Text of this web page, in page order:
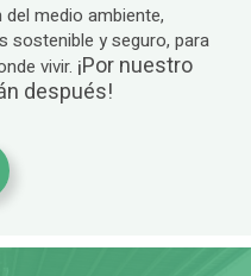
medio ambiente,
sostenible y seguro, para
vivir. ¡Por nuestro
después!